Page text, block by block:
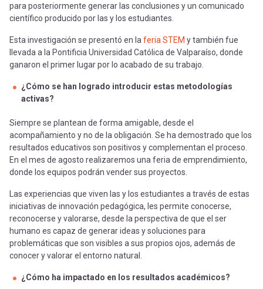
para posteriormente generar las conclusiones y un comunicado
científico producido por las y los estudiantes.
Esta investigación se presentó en laferia STEM y también fue
llevada a la Pontificia Universidad Católica de Valparaíso, donde
ganaron el primer lugar por lo acabado de su trabajo.
¿Cómo se han logrado introducir estas metodologías
activas?
Siempre se plantean de forma amigable, desde el
acompañamiento y no de la obligación. Se ha demostrado que los
resultados educativos son positivos y complementan el proceso.
En el mes de agosto realizaremos una feria de emprendimiento,
donde los equipos podrán vender sus proyectos.
Las experiencias que viven las y los estudiantes a través de estas
iniciativas de innovación pedagógica, les permite conocerse,
reconocerse y valorarse, desde la perspectiva de que el ser
humano es capaz de generar ideas y soluciones para
problemáticas que son visibles a sus propios ojos, además de
conocer y valorar el entorno natural.
¿Cómo ha impactado en los resultados académicos?